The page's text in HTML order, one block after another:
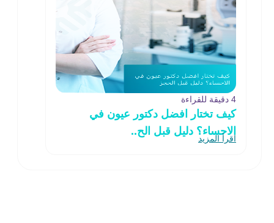
4 دقيقة للقراءة
كيف تختار افضل دكتور عيون في
الاحساء؟ دليل قبل الح..
اقرأ المزيد